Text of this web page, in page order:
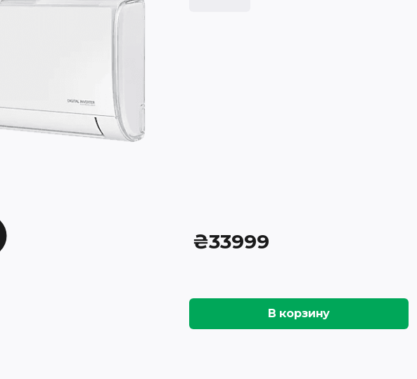
₴33999
В корзину